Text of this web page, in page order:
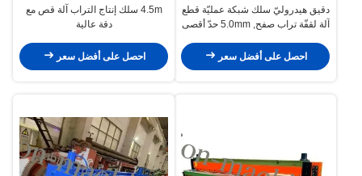
دقيق هيدروليّ سلك شبكة عمليّة قطع
آلة لقفّة تراب صفح, 5.0mm حدّ أقصى
احصل على أفضل سعر
4.5m سلك إنتاج التراب آلة قص مع
دقة عالية
احصل على أفضل سعر